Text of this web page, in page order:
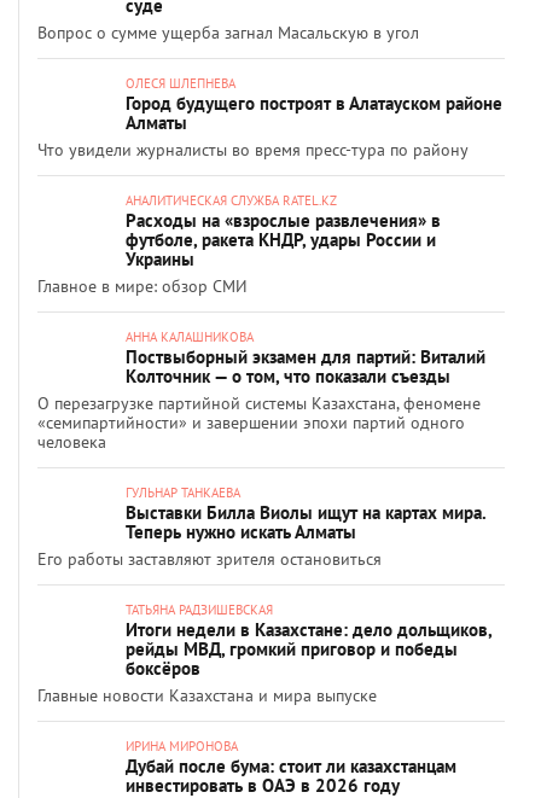
суде
Вопрос о сумме ущерба загнал Масальскую в угол
ОЛЕСЯ ШЛЕПНЕВА
Город будущего построят в Алатауском районе
Алматы
Что увидели журналисты во время пресс-тура по району
АНАЛИТИЧЕСКАЯ СЛУЖБА RATEL.KZ
Расходы на «взрослые развлечения» в
футболе, ракета КНДР, удары России и
Украины
Главное в мире: обзор СМИ
АННА КАЛАШНИКОВА
Поствыборный экзамен для партий: Виталий
Колточник — о том, что показали съезды
О перезагрузке партийной системы Казахстана, феномене
«семипартийности» и завершении эпохи партий одного
человека
ГУЛЬНАР ТАНКАЕВА
Выставки Билла Виолы ищут на картах мира.
Теперь нужно искать Алматы
Его работы заставляют зрителя остановиться
ТАТЬЯНА РАДЗИШЕВСКАЯ
Итоги недели в Казахстане: дело дольщиков,
рейды МВД, громкий приговор и победы
боксёров
Главные новости Казахстана и мира выпуске
ИРИНА МИРОНОВА
Дубай после бума: стоит ли казахстанцам
инвестировать в ОАЭ в 2026 году